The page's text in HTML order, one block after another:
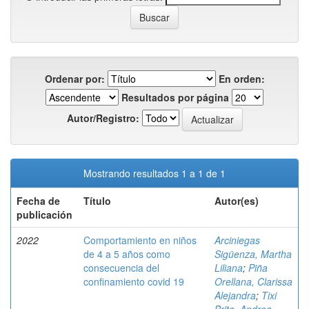
Ordenar por:
En orden:
Resultados por página
Autor/Registro:
Mostrando resultados 1 a 1 de 1
Fecha de
publicación
Título Autor(es)
2022
Comportamiento en niños
de 4 a 5 años como
consecuencia del
confinamiento covid 19
Arciniegas
Sigüenza, Martha
Liliana; Piña
Orellana, Clarissa
Alejandra; Tixi